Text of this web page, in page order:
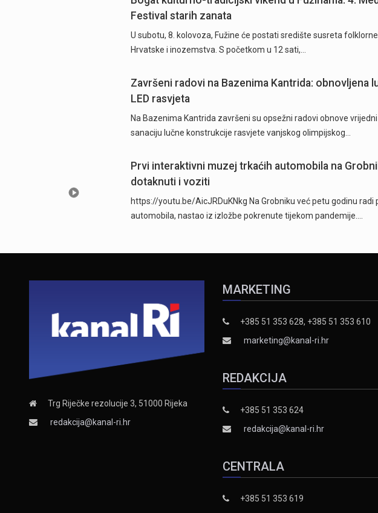
Festival starih zanata
U subotu, 8. kolovoza, Fužine će postati središte susreta
Hrvatske i inozemstva. S početkom u 12 sati,…
Završeni radovi na Bazenima Kantrida: obnovljena
LED rasvjeta
Na Bazenima Kantrida završeni su opsežni radovi obnove
sanaciju lučne konstrukcije rasvjete vanjskog olimpijskog…
Prvi interaktivni muzej trkaćih automobila na
dotaknuti i voziti
https://youtu.be/AicJRDuKNkg Na Grobniku već petu godinu
automobila, nastao iz izložbe pokrenute tijekom pandemije.…
Trg Riječke rezolucije 3, 51000 Rijeka
redakcija@kanal-ri.hr
MARKETING
+385 51 353 628, +385 51 353 610
marketing@kanal-ri.hr
REDAKCIJA
+385 51 353 624
redakcija@kanal-ri.hr
CENTRALA
+385 51 353 619